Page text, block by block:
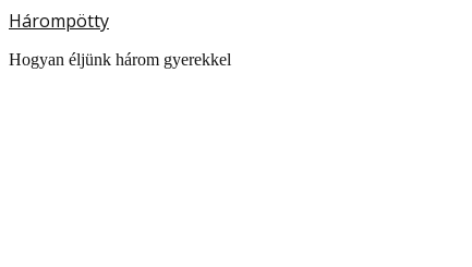
Hárompötty
Hogyan éljünk három gyerekkel